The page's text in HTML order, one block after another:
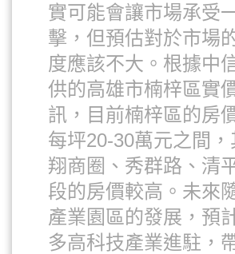
實可能會讓市場承受
擊，但預估對於市場
度應該不大。根據中
供的高雄市楠梓區實
訊，目前楠梓區的房
每坪20-30萬元之間
翔商圈、秀群路、清
段的房價較高。未來
產業園區的發展，預
多高科技產業進駐，